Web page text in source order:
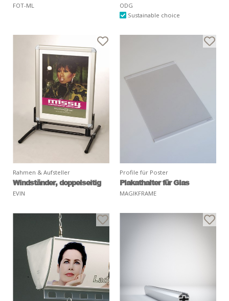
FOT-ML
ODG
Sustainable choice
Rahmen & Aufsteller
Windständer, doppelseitig
EVIN
Profile für Poster
Plakathalter für Glas
MAGIKFRAME